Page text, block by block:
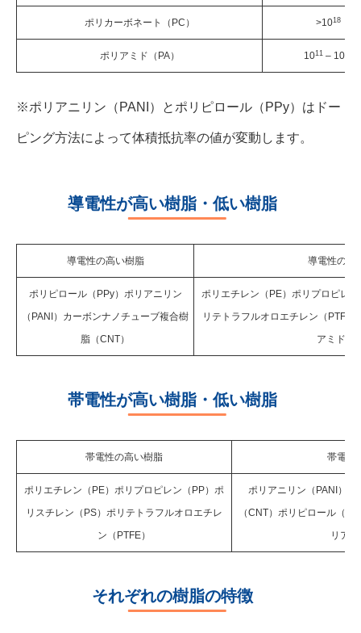
ポリカーボネート（PC） >1018
ポリアミド（PA） 1011– 1014
※ポリアニリン（PANI）とポリピロール（PPy）はドー
ピング方法によって体積抵抗率の値が変動します。
導電性が高い樹脂・低い樹脂
導電性の高い樹脂 導電性の低
ポリピロール（PPy）ポリアニリン
（PANI）カーボンナノチューブ複合樹
脂（CNT）
ポリエチレン（PE）ポリプロピレ
リテトラフルオロエチレン（PTFE
アミド（
帯電性が高い樹脂・低い樹脂
帯電性の高い樹脂 帯電性
ポリエチレン（PE）ポリプロピレン（PP）ポ
リスチレン（PS）ポリテトラフルオロエチレ
ン（PTFE）
ポリアニリン（PANI）
（CNT）ポリピロール（
リア
それぞれの樹脂の特徴